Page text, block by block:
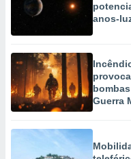
anos-
Guerra